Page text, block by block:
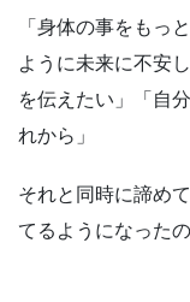
「身体の事をもっ
ように未来に不安
を伝えたい」「自
れから」
それと同時に諦め
てるようになったの